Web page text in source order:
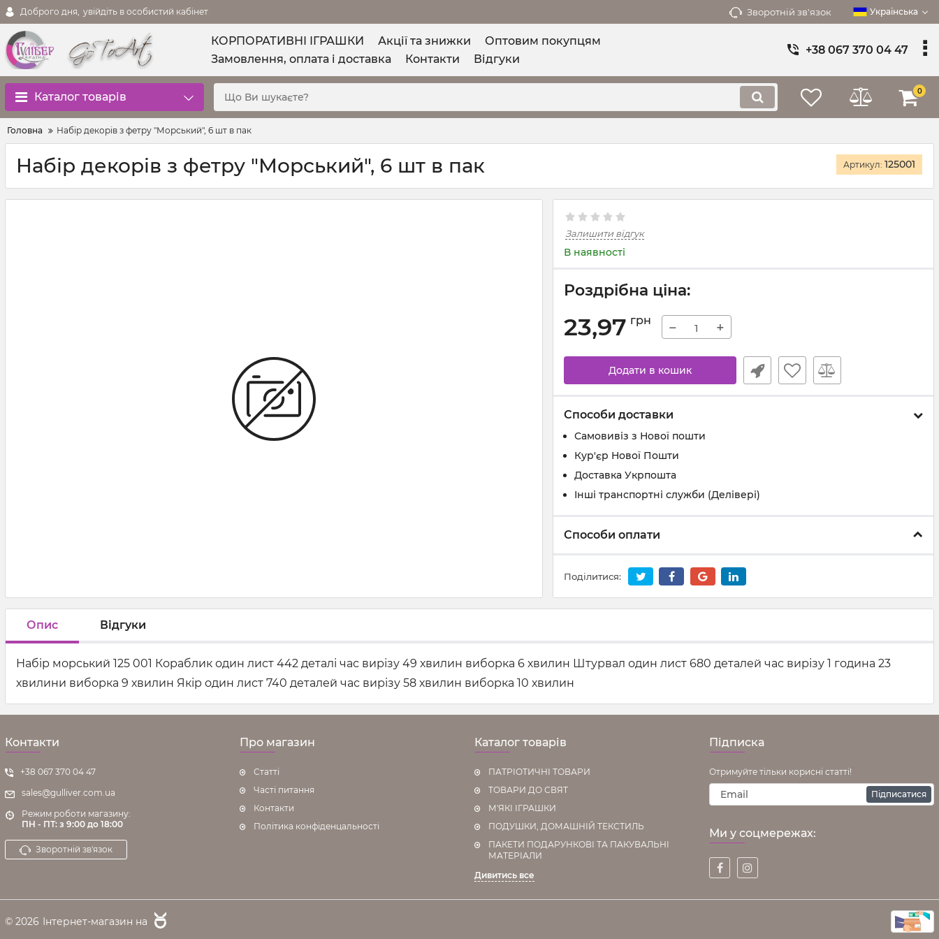
Доброго дня, увійдіть в особистий кабінет Зворотній зв'язок Українська
КОРПОРАТИВНІ ІГРАШКИ Акції та знижки
Оптовим покупцям
Замовлення, оплата і доставка
Контакти Відгуки
+38 067 370 04 47
Каталог товарів 0
Головна Набір декорів з фетру "Морський", 6 шт в пак
Набір декорів з фетру "Морський", 6 шт в пак Артикул: 125001
Залишити відгук
В наявності
Роздрібна ціна:
23,97 грн − +
Додати в кошик
Способи доставки
Самовивіз з Нової пошти
Кур'єр Нової Пошти
Доставка Укрпошта
Інші транспортні служби (Делівері)
Способи оплати
Поділитися:
Опис Відгуки
Набір морський 125 001 Кораблик один лист 442 деталі час вирізу 49 хвилин виборка 6 хвилин Штурвал один лист 680 деталей час вирізу 1 година 23
хвилини виборка 9 хвилин Якір один лист 740 деталей час вирізу 58 хвилин виборка 10 хвилин
Контакти
+38 067 370 04 47
sales@gulliver.com.ua
Режим роботи магазину:
ПН - ПТ: з 9:00 до 18:00
Зворотній зв'язок
Про магазин
Статті
Часті питання
Контакти
Політика конфіденцальності
Каталог товарів
ПАТРІОТИЧНІ ТОВАРИ
ТОВАРИ ДО СВЯТ
М'ЯКІ ІГРАШКИ
ПОДУШКИ, ДОМАШНІЙ ТЕКСТИЛЬ
ПАКЕТИ ПОДАРУНКОВІ ТА ПАКУВАЛЬНІ
МАТЕРІАЛИ
Дивитись все
Підписка
Отримуйте тільки корисні статті!
Підписатися
Ми у соцмережах:
© 2026 Інтернет-магазин на